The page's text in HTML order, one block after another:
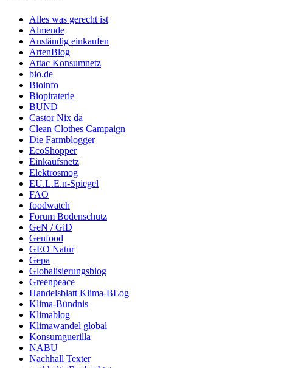
Alles was gerecht ist
Almende
Anständig einkaufen
ArtenBlog
Attac Konsumnetz
bio.de
Bioinfo
Biopiraterie
BUND
Castor Nix da
Clean Clothes Campaign
Die Farmblogger
EcoShopper
Einkaufsnetz
Elektrosmog
EU.L.E.n-Spiegel
FAO
foodwatch
Forum Bodenschutz
GeN / GiD
Genfood
GEO Natur
Gepa
Globalisierungsblog
Greenpeace
Handelsblatt Klima-BLog
Klima-Bündnis
Klimablog
Klimawandel global
Konsumguerilla
NABU
Nachhall Texter